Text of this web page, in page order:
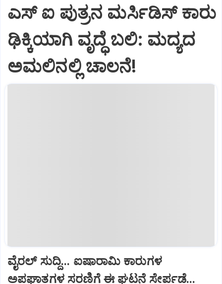
ಎಸ್ ಐ ಪುತ್ರನ ಮರ್ಸಿಡಿಸ್‌ ಕಾರು
ಢಿಕ್ಕಿಯಾಗಿ ವೃದ್ಧೆ ಬಲಿ: ಮದ್ಯದ
ಅಮಲಿನಲ್ಲಿ ಚಾಲನೆ!
ವೈರಲ್ ಸುದ್ದಿ... ಐಷಾರಾಮಿ ಕಾರುಗಳ
ಅಪಘಾತಗಳ ಸರಣಿಗೆ ಈ ಘಟನೆ ಸೇರ್ಪಡೆ...